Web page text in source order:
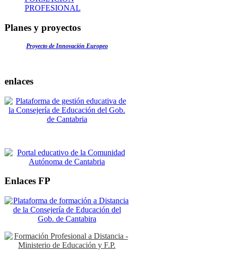
PROFESIONAL
Planes y proyectos
Proyecto de Innovación Europeo
enlaces
Enlaces FP